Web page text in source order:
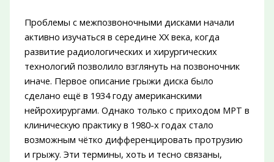
Проблемы с межпозвоночными дисками начали
активно изучаться в середине XX века, когда
развитие радиологических и хирургических
технологий позволило взглянуть на позвоночник
иначе. Первое описание грыжи диска было
сделано ещё в 1934 году американскими
нейрохирургами. Однако только с приходом МРТ в
клиническую практику в 1980-х годах стало
возможным чётко дифференцировать протрузию
и грыжу. Эти термины, хоть и тесно связаны,